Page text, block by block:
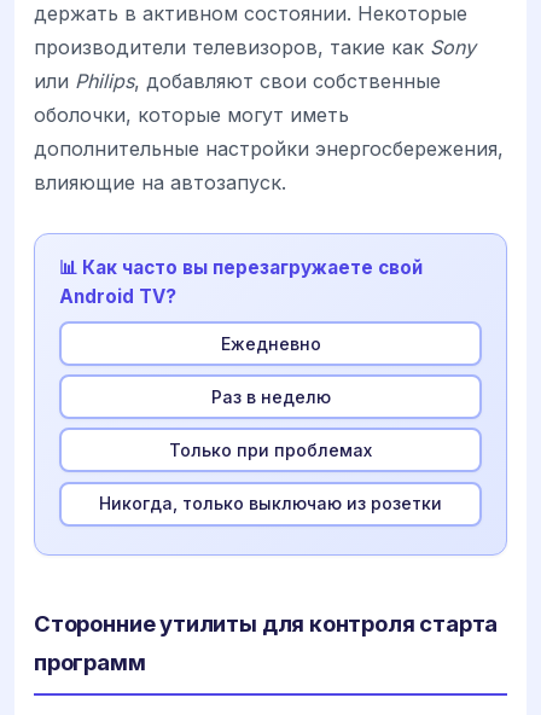
держать в активном состоянии. Некоторые
производители телевизоров, такие как Sony
или Philips, добавляют свои собственные
оболочки, которые могут иметь
дополнительные настройки энергосбережения,
влияющие на автозапуск.
📊 Как часто вы перезагружаете свой
Android TV?
Ежедневно
Раз в неделю
Только при проблемах
Никогда, только выключаю из розетки
Сторонние утилиты для контроля старта
программ